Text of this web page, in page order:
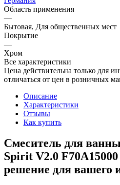
Область применения
—
Бытовая, Для общественных мест
Покрытие
—
Хром
Все характеристики
Цена действительна только для
отличаться от цен в розничных
Описание
Характеристики
Отзывы
Как купить
Смеситель для
Spirit V2.0
решение для вашего